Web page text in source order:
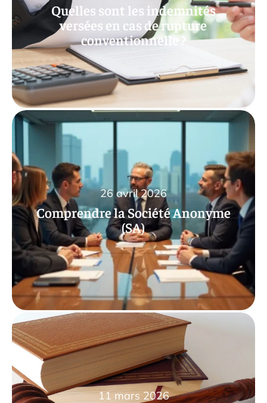
Quelles sont les indemnités
versées en cas de rupture
conventionnelle ?
Comprendre la Société Anonyme
(SA)
26 avril 2026
11 mars 2026